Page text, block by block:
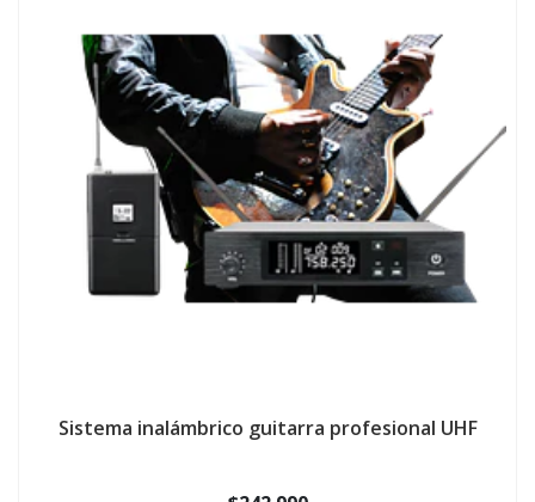
Sistema inalámbrico guitarra profesional UHF